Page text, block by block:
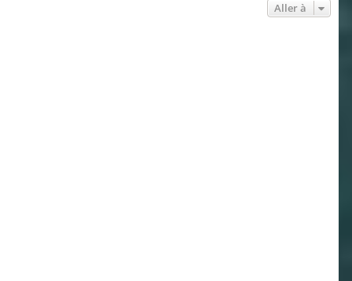
Aller à